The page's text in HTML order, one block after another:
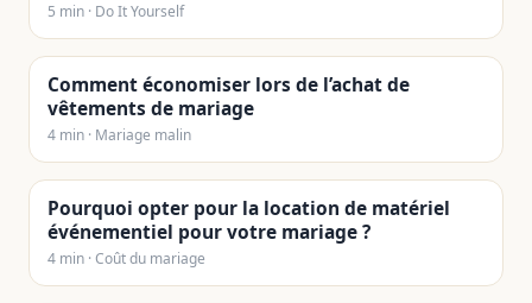
5 min · Do It Yourself
Comment économiser lors de l’achat de
vêtements de mariage
4 min · Mariage malin
Pourquoi opter pour la location de matériel
événementiel pour votre mariage ?
4 min · Coût du mariage